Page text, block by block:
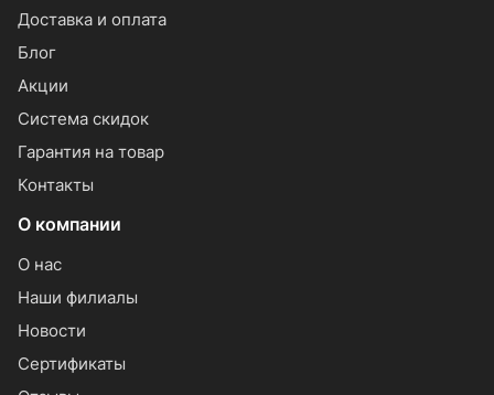
Доставка и оплата
Блог
Акции
Система скидок
Гарантия на товар
Контакты
О компании
О нас
Наши филиалы
Новости
Сертификаты